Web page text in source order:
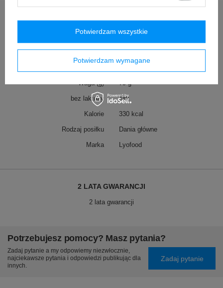
Podmiot odpowiedzialny za ten
Red Bird Sp. z o.o.
Symbol 5902768107524
Waga (g) 79 g
bez laktozy Tak
Kalorie 330 kcal
Rodzaj posiłku Dania główne
Marka Lyofood
2 LATA GWARANCJI
2 lata gwarancji
Potrzebujesz pomocy? Masz pytania?
Zadaj pytanie a my odpowiemy niezwłocznie,
najciekawsze pytania i odpowiedzi publikując dla
innych.
Zadaj pytanie
Potwierdzam wymagane
Potwierdzam wszystkie